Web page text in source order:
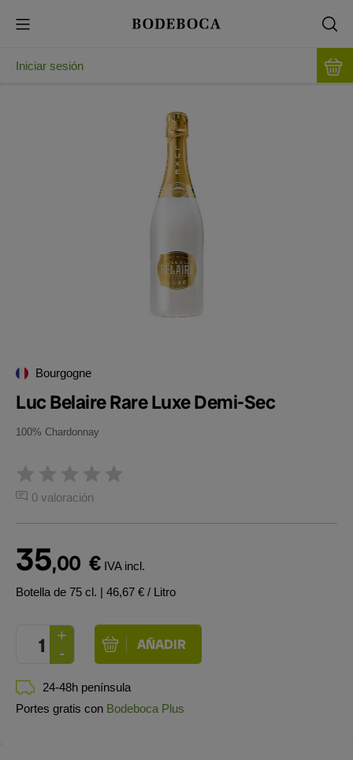
Iniciar sesión
Bourgogne
Luc Belaire Rare Luxe Demi-Sec
100% Chardonnay
0 valoración
35,00 € IVA incl.
Botella de 75 cl. | 46,67 € / Litro
24-48h península
Portes gratis con Bodeboca Plus